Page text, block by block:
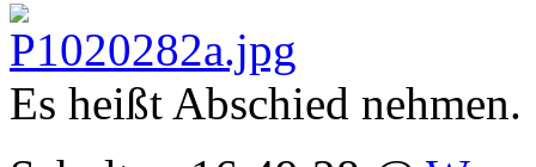
Es heißt Abschied nehmen.